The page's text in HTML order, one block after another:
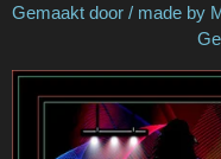
Gemaakt
Gemaakt door /